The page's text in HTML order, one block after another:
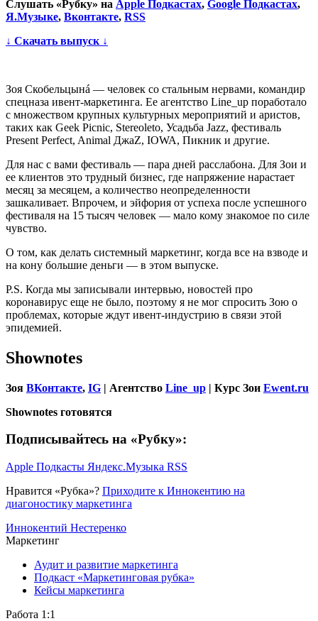
Слушать «Рубку» на Apple Подкастах, Google Подкастах,
Я.Музыке, Вконтакте, RSS
↓ Скачать выпуск ↓
Зоя Скобельцынá — человек со стальным нервами, командир
спецназа ивент-маркетинга. Ее агентство Line_up поработало
с множеством крупных культурных мероприятий и аристов,
таких как Geek Picnic, Stereoleto, Усадьба Jazz, фестиваль
Present Perfect, Animal ДжаZ, IOWA, Пикник и другие.
Для нас с вами фестиваль — пара дней расслабона. Для Зои и
ее клиентов это трудный бизнес, где напряжение нарастает
месяц за месяцем, а количество неопределенности
зашкаливает. Впрочем, и эйфория от успеха после успешного
фестиваля на 15 тысяч человек — мало кому знакомое по силе
чувство.
О том, как делать системный маркетинг, когда все на взводе и
на кону большие деньги — в этом выпуске.
P.S. Когда мы записывали интервью, новостей про
коронавирус еще не было, поэтому я не мог спросить Зою о
проблемах, которые ждут ивент-индустрию в связи этой
эпидемией.
Shownotes
Зоя ВКонтакте, IG | Агентство Line_up | Курс Зои Ewent.ru
Shownotes готовятся
Подписывайтесь на «Рубку»:
Apple Подкасты Яндекс.Музыка RSS
Нравится «Рубка»? Приходите к Иннокентию на
диагоностику маркетинга
Иннокентий Нестеренко
Маркетинг
Аудит и развитие маркетинга
Подкаст «Маркетинговая рубка»
Кейсы маркетинга
Работа 1:1